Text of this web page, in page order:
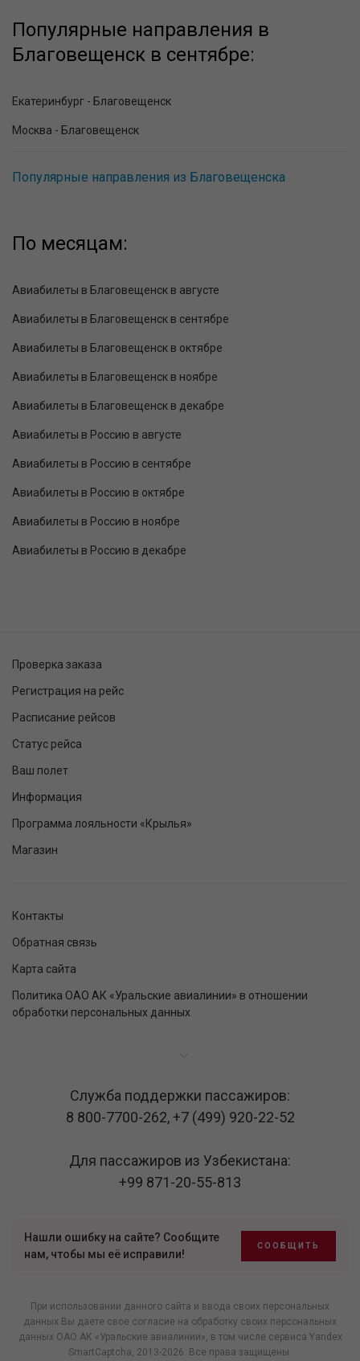
Популярные направления в
Благовещенск в сентябре:
Екатеринбург - Благовещенск
Москва - Благовещенск
Популярные направления из Благовещенска
По месяцам:
Авиабилеты в Благовещенск в августе
Авиабилеты в Благовещенск в сентябре
Авиабилеты в Благовещенск в октябре
Авиабилеты в Благовещенск в ноябре
Авиабилеты в Благовещенск в декабре
Авиабилеты в Россию в августе
Авиабилеты в Россию в сентябре
Авиабилеты в Россию в октябре
Авиабилеты в Россию в ноябре
Авиабилеты в Россию в декабре
Проверка заказа
Регистрация на рейс
Расписание рейсов
Статус рейса
Ваш полет
Информация
Программа лояльности «Крылья»
Магазин
Контакты
Обратная связь
Карта сайта
Политика ОАО АК «Уральские авиалинии» в отношении
обработки персональных данных
Служба поддержки пассажиров:
8 800-7700-262,+7 (499) 920-22-52
Для пассажиров из Узбекистана:
+99 871-20-55-813
Нашли ошибку на сайте? Сообщите
нам, чтобы мы её исправили!
СООБЩИТЬ
При использовании данного сайта и ввода своих персональных
данных Вы даете свое согласие на обработку своих персональных
данных ОАО АК «Уральские авиалинии», в том числе сервиса Yandex
SmartCaptcha, 2013-2026. Все права защищены.